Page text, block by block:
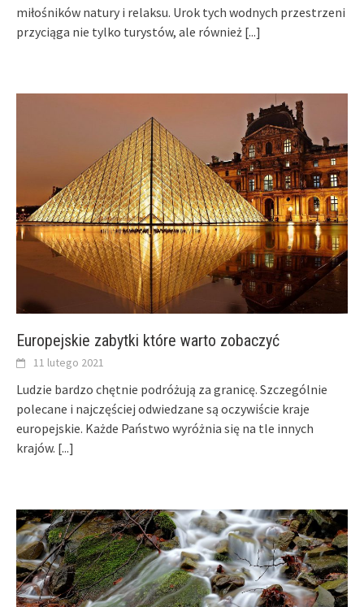
miłośników natury i relaksu. Urok tych wodnych przestrzeni
przyciąga nie tylko turystów, ale również [...]
Europejskie zabytki które warto zobaczyć
11 lutego 2021
Ludzie bardzo chętnie podróżują za granicę. Szczególnie
polecane i najczęściej odwiedzane są oczywiście kraje
europejskie. Każde Państwo wyróżnia się na tle innych
krajów. [...]